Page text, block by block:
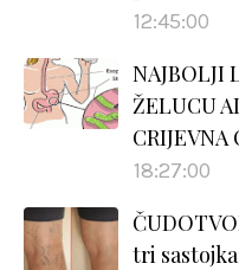
12:45:00
NAJBOLJI
ŽELUCU
CRIJEVNA
18:27:00
tri sastojka